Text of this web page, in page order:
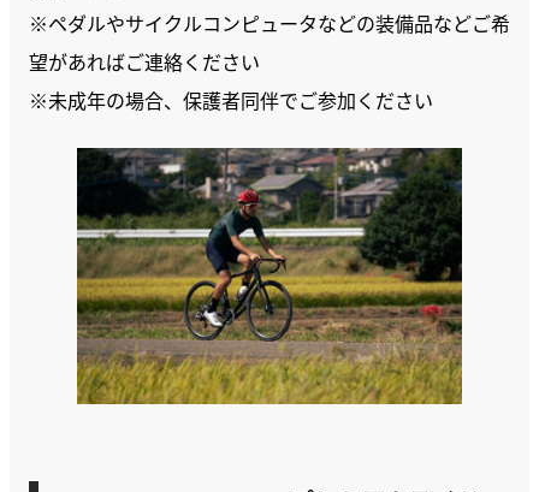
※ペダルやサイクルコンピュータなどの装備品などご希
望があればご連絡ください
※未成年の場合、保護者同伴でご参加ください